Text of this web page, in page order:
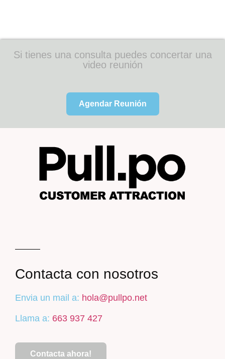
Si tienes una consulta puedes concertar una
video reunión
Agendar Reunión
Contacta con nosotros
Envia un mail a: hola@pullpo.net
Llama a: 663 937 427
Contacta ahora!